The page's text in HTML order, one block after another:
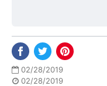
02/28/2019
02/28/2019